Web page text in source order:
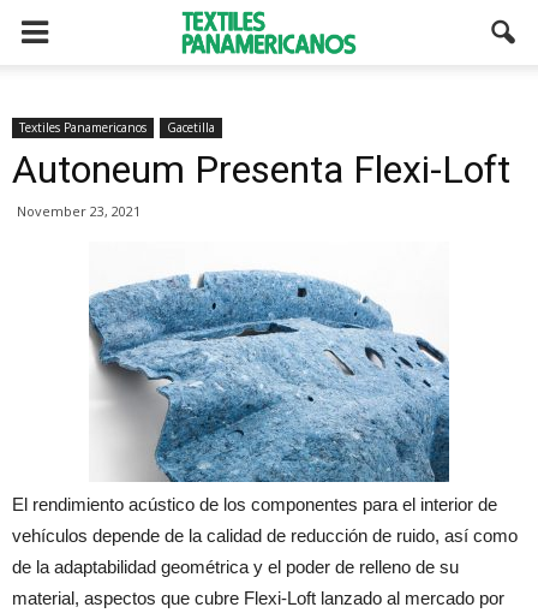
Textiles Panamericanos Gacetilla
Autoneum Presenta Flexi-Loft
November 23, 2021
El rendimiento acústico de los componentes para el interior de
vehículos depende de la calidad de reducción de ruido, así como
de la adaptabilidad geométrica y el poder de relleno de su
material, aspectos que cubre Flexi-Loft lanzado al mercado por